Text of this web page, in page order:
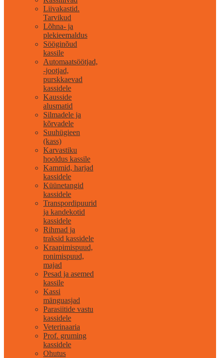
Liivakastid.
Tarvikud
Lõhna- ja
plekieemaldus
Sööginõud
kassile
Automaatsöötjad,
-jootjad,
purskkaevad
kassidele
Kausside
alusmatid
Silmadele ja
kõrvadele
Suuhügieen
(kass)
Karvastiku
hooldus kassile
Kammid, harjad
kassidele
Küünetangid
kassidele
Transpordipuurid
ja kandekotid
kassidele
Rihmad ja
traksid kassidele
Kraapimispuud,
ronimispuud,
majad
Pesad ja asemed
kassile
Kassi
mänguasjad
Parasiitide vastu
kassidele
Veterinaaria
Prof. gruming
kassidele
Ohutus